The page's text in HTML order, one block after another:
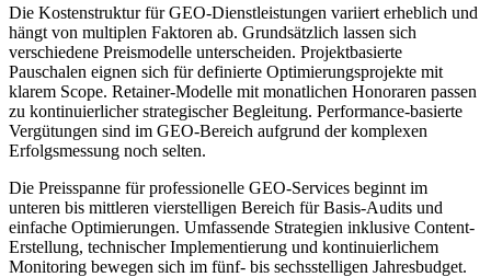
Die Kostenstruktur für GEO-Dienstleistungen variiert erheblich und
hängt von multiplen Faktoren ab. Grundsätzlich lassen sich
verschiedene Preismodelle unterscheiden. Projektbasierte
Pauschalen eignen sich für definierte Optimierungsprojekte mit
klarem Scope. Retainer-Modelle mit monatlichen Honoraren passen
zu kontinuierlicher strategischer Begleitung. Performance-basierte
Vergütungen sind im GEO-Bereich aufgrund der komplexen
Erfolgsmessung noch selten.
Die Preisspanne für professionelle GEO-Services beginnt im
unteren bis mittleren vierstelligen Bereich für Basis-Audits und
einfache Optimierungen. Umfassende Strategien inklusive Content-
Erstellung, technischer Implementierung und kontinuierlichem
Monitoring bewegen sich im fünf- bis sechsstelligen Jahresbudget.